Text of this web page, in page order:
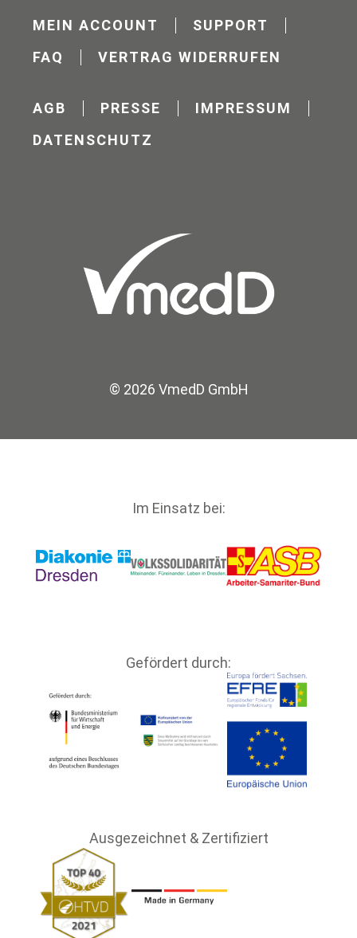
MEIN ACCOUNT
SUPPORT
FAQ
VERTRAG WIDERRUFEN
AGB PRESSE
IMPRESSUM
DATENSCHUTZ
© 2026 VmedD GmbH
Im Einsatz bei:
Gefördert durch:
Ausgezeichnet & Zertifiziert